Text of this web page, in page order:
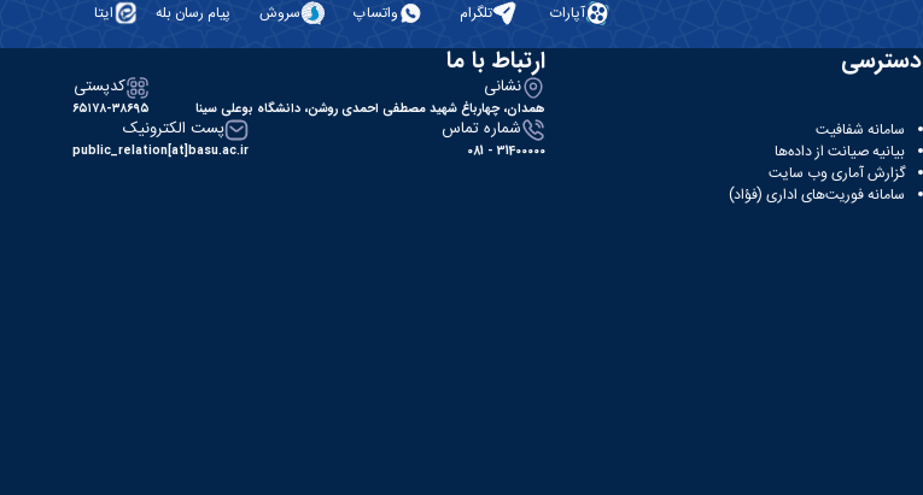
آپارات تلگرام واتساپ سروش پیام رسان بله ایتا
دسترسی
سامانه شفافیت
بیانیه صیانت از داده‌ها
گزارش آماری وب‌ سایت
سامانه فوریت‌های اداری (فؤاد)
ارتباط با ما
نشانی
همدان، چهارباغ شهید مصطفی احمدی روشن، دانشگاه بوعلی سینا
کدپستی
۶۵۱۷۸-۳۸۶۹۵
شماره تماس
31400000 - 081
پست الکترونیک
public_relation[at]basu.ac.ir